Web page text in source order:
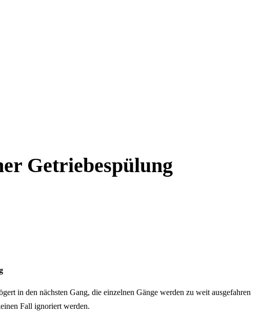
Getriebespülung
in den nächsten Gang, die einzelnen Gänge werden zu weit ausgefahren
Fall ignoriert werden.